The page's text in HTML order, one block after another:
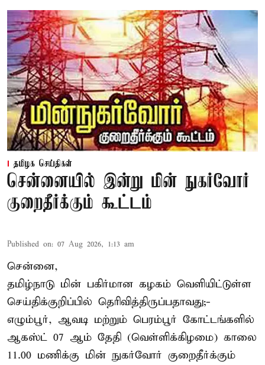
தமிழக செய்திகள்
சென்னையில் இன்று மின் நுகர்வோர்
குறைதீர்க்கும் கூட்டம்
Published on: 07 Aug 2026, 1:13 am
சென்னை,
தமிழ்நாடு மின் பகிர்மான கழகம் வெளியிட்டுள்ள
செய்திக்குறிப்பில் தெரிவித்திருப்பதாவது;-
எழும்பூர், ஆவடி மற்றும் பெரம்பூர் கோட்டங்களில்
ஆகஸ்ட் 07 ஆம் தேதி (வெள்ளிக்கிழமை) காலை
11.00 மணிக்கு மின் நுகர்வோர் குறைதீர்க்கும்